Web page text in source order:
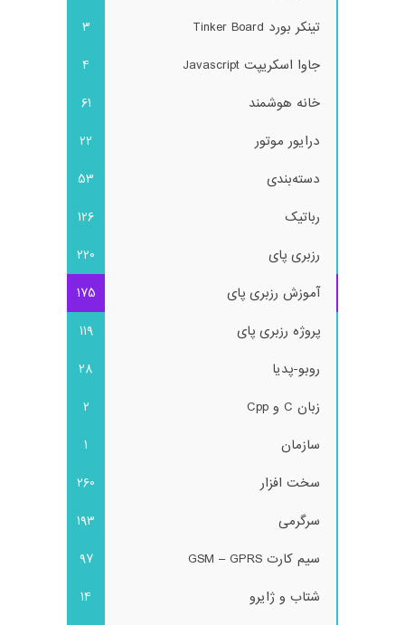
تینکر بورد Tinker Board
3
جاوا اسکریپت Javascript
4
خانه هوشمند
61
درایور موتور
22
دسته‌بندی
53
رباتیک
126
رزبری پای
220
آموزش رزبری پای
175
پروژه رزبری پای
119
روبو-پدیا
28
زبان C و Cpp
2
سازمان
1
سخت افزار
260
سرگرمی
193
سیم کارت GSM – GPRS
97
شتاب و ژایرو
14